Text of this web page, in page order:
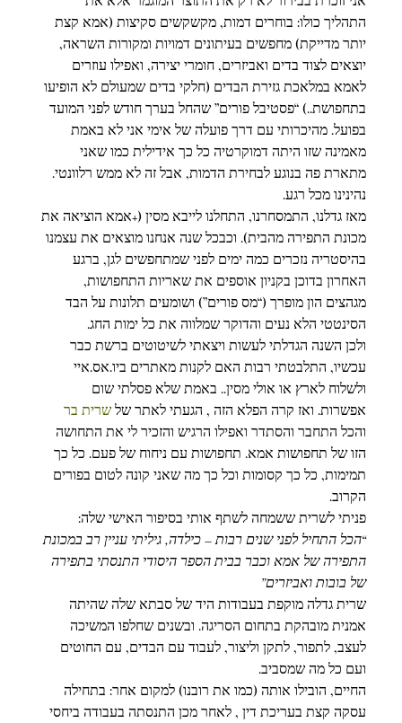
התהליך כולו: בוחרים דמות, מקשקשים סקיצות (אמא קצת
יותר מדייקת) מחפשים בעיתונים דמויות ומקורות השראה,
יוצאים לצוד בדים ואביזרים, חומרי יצירה, ואפילו עוזרים
לאמא במלאכת גזירת הבדים (חלקי בדים שמעולם לא הופיעו
בתחפושת..) “פסטיבל פורים” שהחל בערך חודש לפני המועד
בפועל. מהיכרותי עם דרך פועלה של אימי אני לא באמת
מאמינה שזו היתה דמוקרטיה כל כך אידילית כמו שאני
מתארת פה בנוגע לבחירת הדמות, אבל זה לא ממש רלוונטי.
נהינינו מכל רגע.
מאז גדלנו, התמסחרנו, התחלנו לייבא מסין (+אמא הוציאה את
מכונת התפירה מהבית). וכבכל שנה אנחנו מוצאים את עצמנו
בהיסטריה נזכרים כמה ימים לפני שמתחפשים לגן, ברגע
האחרון בדוכן בקניון אוספים את שאריות התחפושות,
מגהצים הון מופרך (“מס פורים”) ושומעים תלונות על הבד
הסינטטי הלא נעים והדוקר שמלווה את כל ימות החג.
ולכן השנה הגדלתי לעשות ויצאתי לשיטוטים ברשת כבר
עכשיו, התלבטתי רבות האם לקנות מאתרים ביו.אס.איי
ולשלוח לארץ או אולי מסין.. באמת שלא פסלתי שום
אפשרות. ואז קרה הפלא הזה , הגעתי לאתר של שרית בר
והכל התחבר והסתדר ואפילו הרגיש והזכיר לי את התחושה
הזו של תחפושות אמא. תחפושות עם ניחוח של פעם. כל כך
תמימות, כל כך קסומות וכל כך מה שאני קונה לטום בפורים
הקרוב.
פניתי לשרית ששמחה לשתף אותי בסיפור האישי שלה:
“הכל התחיל לפני שנים רבות – כילדה, גיליתי עניין רב במכונת
התפירה של אמא וכבר בבית הספר היסודי התנסתי בתפירה
של בובות ואביזרים”
שרית גדלה מוקפת בעבודות היד של סבתא שלה שהיתה
אמנית מובהקת בתחום הסריגה. ובשנים שחלפו המשיכה
לעצב, לתפור, לתקן וליצור, לעבוד עם הבדים, עם החוטים
ועם כל מה שמסביב.
החיים, הובילו אותה (כמו את רובנו) למקום אחר: בתחילה
עסקה קצת בעריכת דין , לאחר מכן התנסתה בעבודה ביחסי